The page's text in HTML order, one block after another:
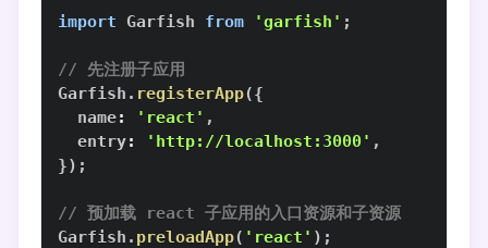
import Garfish from 'garfish' ;
// 先注册子应用
Garfish . registerApp({
  name
: 'react' ,
  entry
: 'http://localhost:3000' ,
}) ;
// 预加载 react 子应用的入口资源和子资源
Garfish . preloadApp( 'react' ) ;